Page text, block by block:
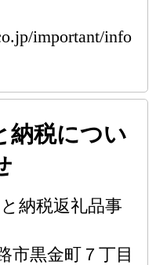
important/info
税につい
納税返礼品事
市黒金町７丁目